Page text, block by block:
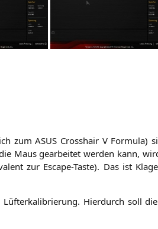
zumASUS Cross­hair V For­mu­la)
Maus gear­bei­tet wer­den kann,
zur Escape-Tas­te). Das ist
Hier­durch soll